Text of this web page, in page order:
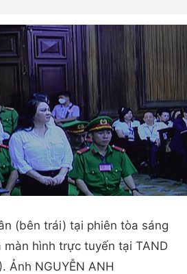
(bên trái) tại phiên tòa sáng
màn hình trực tuyến tại TAND
Ảnh NGUYỄN ANH